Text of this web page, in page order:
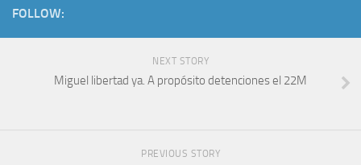
FOLLOW:
NEXT STORY
Miguel libertad ya. A propósito detenciones el 22M
PREVIOUS STORY